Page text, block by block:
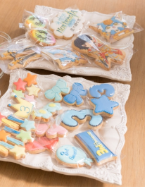
トレンド
声優記事一覧
実写化映画一覧
夏アニメ
冬アニメ